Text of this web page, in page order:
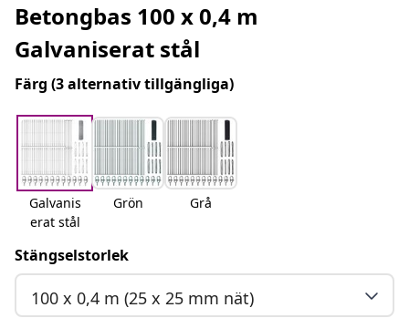
Betongbas 100 x 0,4 m
Galvaniserat stål
Färg (3 alternativ tillgängliga)
Galvanis
erat stål
Grön Grå
Stängselstorlek
100 x 0,4 m (25 x 25 mm nät)